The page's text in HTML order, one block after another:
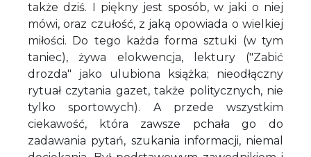
także dziś. I piękny jest sposób, w jaki o niej
mówi, oraz czułość, z jaką opowiada o wielkiej
miłości. Do tego każda forma sztuki (w tym
taniec), żywa elokwencja, lektury ("Zabić
drozda" jako ulubiona książka; nieodłączny
rytuał czytania gazet, także politycznych, nie
tylko sportowych). A przede wszystkim
ciekawość, która zawsze pchała go do
zadawania pytań, szukania informacji, niemal